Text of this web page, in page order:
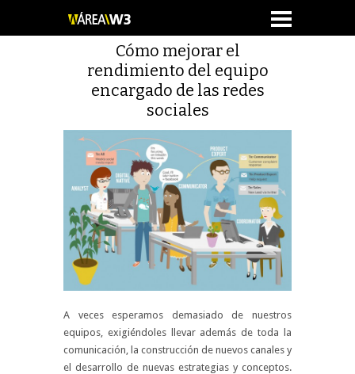
Cómo mejorar el
rendimiento del equipo
encargado de las redes
sociales
A veces esperamos demasiado de nuestros
equipos, exigiéndoles llevar además de toda la
comunicación, la construcción de nuevos canales y
el desarrollo de nuevas estrategias y conceptos.